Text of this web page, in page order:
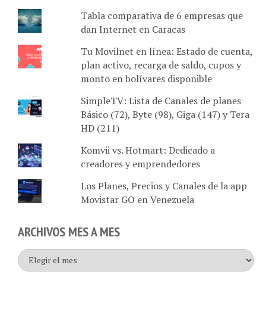
dan Internet en Caracas
plan activo, recarga de saldo, cupos y
monto en bolívares disponible
Básico (72), Byte (98), Giga (147) y Tera
HD (211)
creadores y emprendedores
Movistar GO en Venezuela
mes
a